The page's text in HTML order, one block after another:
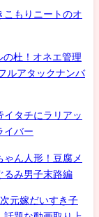
もりニートのオ
の杜！オネエ管理
ルアタックナンバ
タチにラリアッ
イバー
ん人形！豆腐メ
るみ男子末路編
元嫁だいすき子